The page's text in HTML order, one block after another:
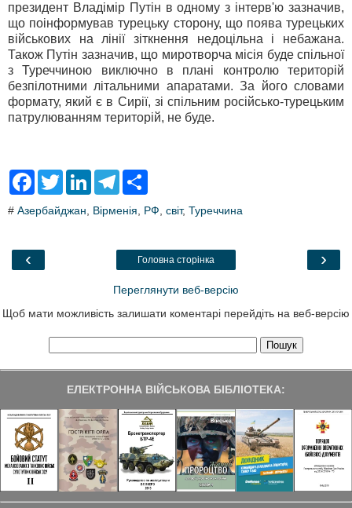
президент Владімір Путін в одному з інтерв'ю зазначив,
що поінформував турецьку сторону, що поява турецьких
військових на лінії зіткнення недоцільна і небажана.
Також Путін зазначив, що миротворча місія буде спільної
з Туреччиною виключно в плані контролю територій
безпілотними літальними апаратами. За його словами
формату, який є в Сирії, зі спільним російсько-турецьким
патрулюванням територій, не буде.
F
e
o
T
t
L
k
T
e
a
r
# Азербайджан Вірменія РФ світ, Туреччина
‹ ›
Головна сторінка
Переглянути веб-версію
Щоб мати можливість залишати коментарі перейдіть на веб-версію
ЕЛЕКТРОННА ВІЙСЬКОВА БІБЛІОТЕКА: